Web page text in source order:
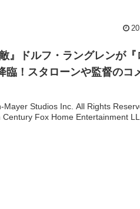
』ドルフ・ラングレンが『
臨！スタローンや監督のコ
Studios Inc. All Rights
Century Fox Home Entertainment